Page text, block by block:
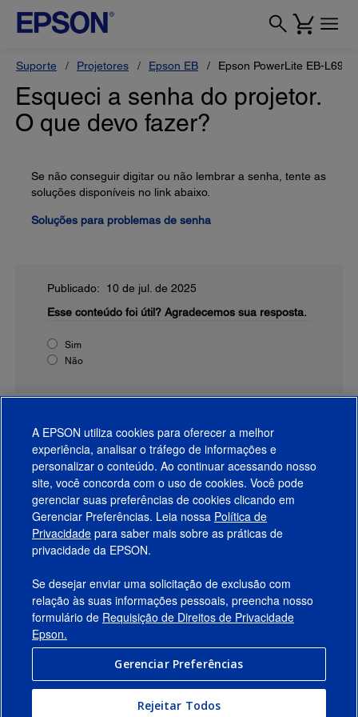
Suporte Projetores Epson EB Epson PowerLite EB-
Esqueci a senha do projetor.
O que devo fazer?
Se não conseguir digitar ou não lembrar a senha, tente as
soluções disponíveis no link abaixo.
Soluções para problemas de senha
Publicado: 10 de jul. de 2025
Esse conteúdo foi útil? Agradecemos sua resposta.
Sim
Não
Produtos
Suporte
Links Sugeridos
Empresa
Conecte-se com a Epson
A EPSON utiliza cookies para oferecer a melhor
experiência, analisar o tráfego de informações e
personalizar o conteúdo. Ao continuar acessando nosso
site, você concorda com o uso de cookies. Você pode
gerenciar suas preferências de cookies clicando em
Gerenciar Preferências. Leia nossa Política de
Privacidade para saber mais sobre as práticas de
privacidade da EPSON.
Se desejar enviar uma solicitação de exclusão com
relação às suas informações pessoais, preencha nosso
formulário de Requisição de Direitos de Privacidade
Epson.
Gerenciar Preferências
Rejeitar Todos